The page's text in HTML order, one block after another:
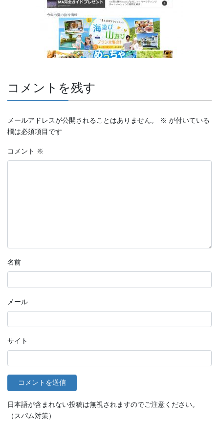
コメントを残す
メールアドレスが公開されることはありません。 ※ が付いている
欄は必須項目です
コメント ※
名前
メール
サイト
日本語が含まれない投稿は無視されますのでご注意ください。
（スパム対策）